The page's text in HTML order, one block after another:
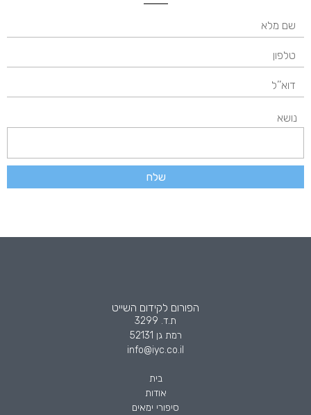
נושא
שלח
הפורום לקידום השייט
ת.ד. 3299
רמת גן 52131
info@iyc.co.il
בית
אודות
סיפורי ימאים